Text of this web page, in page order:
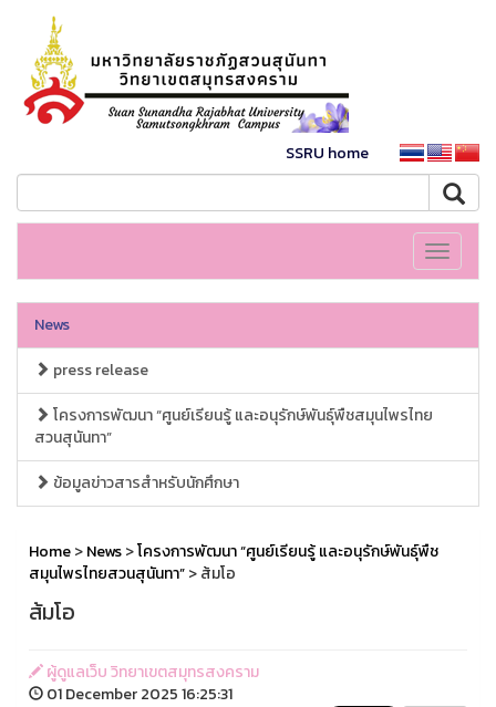
SSRU home
Toggle
News
press release
โครงการพัฒนา “ศูนย์เรียนรู้ และอนุรักษ์พันธุ์พืชสมุนไพรไทย
สวนสุนันทา”
ข้อมูลข่าวสารสำหรับนักศึกษา
Home>News>โครงการพัฒนา “ศูนย์เรียนรู้ และอนุรักษ์พันธุ์พืช
สมุนไพรไทยสวนสุนันทา”> ส้มโอ
ส้มโอ
ผู้ดูแลเว็บ วิทยาเขตสมุทรสงคราม
01 December 2025 16:25:31